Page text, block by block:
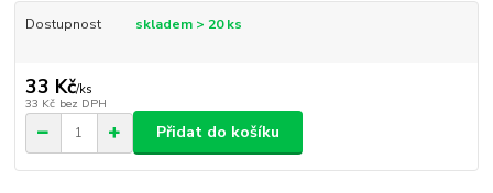
Dostupnost skladem > 20 ks
33 Kč/ks
33 Kč bez DPH
Přidat do košíku